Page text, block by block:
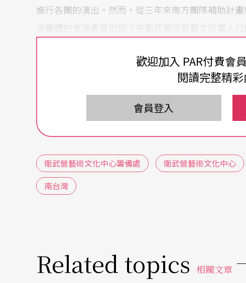
進行各團的演出。然而，從三年來南方團隊補助計
演團體的表演素質如何？在衛武營培育藝文欣賞人
棟實驗劇場，南方藝文的創意呈現？抑或一成不
281棟實驗劇場
，能看到現今
摹畫作，或是具有傳統美感的古典畫作，抑或是一
是舞台設置或觀眾座位的安排皆讓每個來此的表演
地，南方的表演團體要如何接招？俗話說：「危機
對281棟空間的運用較為駕輕就熟。相較之下，大
歡迎加入 PAR付費會
閱讀完整精彩
會員登入
衛武營藝術文化中心籌備處 衛武營藝術文化中心
南台灣
Related topics 相關文章